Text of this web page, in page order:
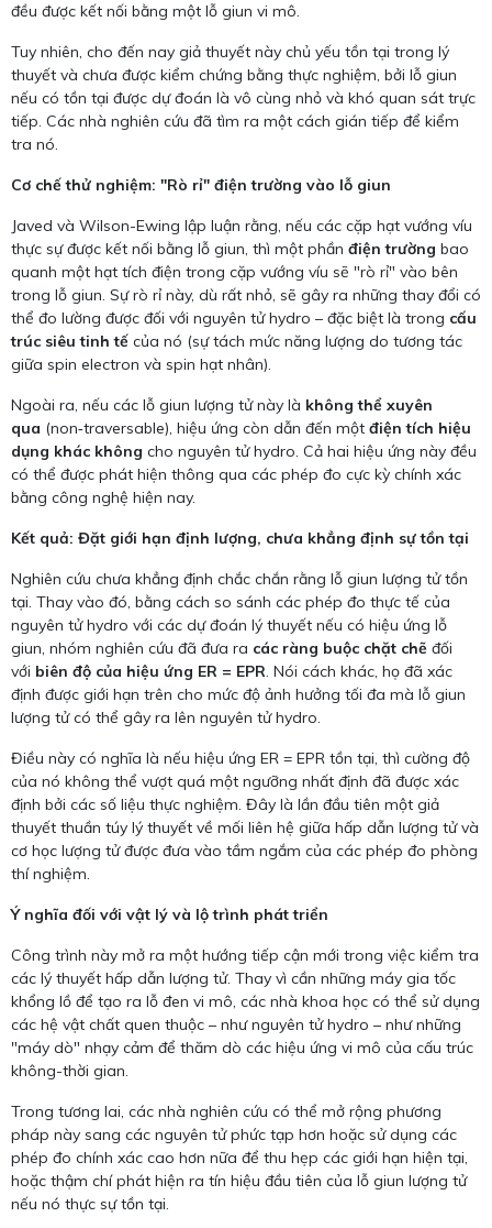
đều được kết nối bằng một lỗ giun vi mô.
Tuy nhiên, cho đến nay giả thuyết này chủ yếu tồn tại trong lý
thuyết và chưa được kiểm chứng bằng thực nghiệm, bởi lỗ giun
nếu có tồn tại được dự đoán là vô cùng nhỏ và khó quan sát trực
tiếp. Các nhà nghiên cứu đã tìm ra một cách gián tiếp để kiểm
tra nó.
Cơ chế thử nghiệm: "Rò rỉ" điện trường vào lỗ giun
Javed và Wilson-Ewing lập luận rằng, nếu các cặp hạt vướng víu
thực sự được kết nối bằng lỗ giun, thì một phần điện trường bao
quanh một hạt tích điện trong cặp vướng víu sẽ "rò rỉ" vào bên
trong lỗ giun. Sự rò rỉ này, dù rất nhỏ, sẽ gây ra những thay đổi có
thể đo lường được đối với nguyên tử hydro – đặc biệt là trong cấu
trúc siêu tinh tế của nó (sự tách mức năng lượng do tương tác
giữa spin electron và spin hạt nhân).
Ngoài ra, nếu các lỗ giun lượng tử này là không thể xuyên
qua (non‑traversable), hiệu ứng còn dẫn đến một điện tích hiệu
dụng khác không cho nguyên tử hydro. Cả hai hiệu ứng này đều
có thể được phát hiện thông qua các phép đo cực kỳ chính xác
bằng công nghệ hiện nay.
Kết quả: Đặt giới hạn định lượng, chưa khẳng định sự tồn tại
Nghiên cứu chưa khẳng định chắc chắn rằng lỗ giun lượng tử tồn
tại. Thay vào đó, bằng cách so sánh các phép đo thực tế của
nguyên tử hydro với các dự đoán lý thuyết nếu có hiệu ứng lỗ
giun, nhóm nghiên cứu đã đưa ra các ràng buộc chặt chẽ đối
với biên độ của hiệu ứng ER = EPR. Nói cách khác, họ đã xác
định được giới hạn trên cho mức độ ảnh hưởng tối đa mà lỗ giun
lượng tử có thể gây ra lên nguyên tử hydro.
Điều này có nghĩa là nếu hiệu ứng ER = EPR tồn tại, thì cường độ
của nó không thể vượt quá một ngưỡng nhất định đã được xác
định bởi các số liệu thực nghiệm. Đây là lần đầu tiên một giả
thuyết thuần túy lý thuyết về mối liên hệ giữa hấp dẫn lượng tử và
cơ học lượng tử được đưa vào tầm ngắm của các phép đo phòng
thí nghiệm.
Ý nghĩa đối với vật lý và lộ trình phát triển
Công trình này mở ra một hướng tiếp cận mới trong việc kiểm tra
các lý thuyết hấp dẫn lượng tử. Thay vì cần những máy gia tốc
khổng lồ để tạo ra lỗ đen vi mô, các nhà khoa học có thể sử dụng
các hệ vật chất quen thuộc – như nguyên tử hydro – như những
"máy dò" nhạy cảm để thăm dò các hiệu ứng vi mô của cấu trúc
không-thời gian.
Trong tương lai, các nhà nghiên cứu có thể mở rộng phương
pháp này sang các nguyên tử phức tạp hơn hoặc sử dụng các
phép đo chính xác cao hơn nữa để thu hẹp các giới hạn hiện tại,
hoặc thậm chí phát hiện ra tín hiệu đầu tiên của lỗ giun lượng tử
nếu nó thực sự tồn tại.